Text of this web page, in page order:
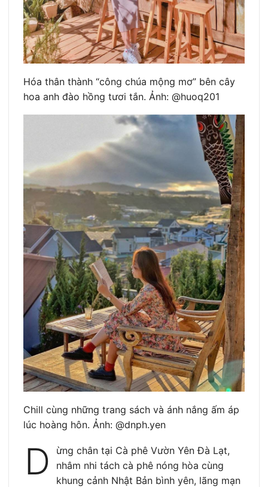
Hóa thân thành “công chúa mộng mơ” bên cây
hoa anh đào hồng tươi tắn. Ảnh: @huoq201
Chill cùng những trang sách và ánh nắng ấm áp
lúc hoàng hôn. Ảnh: @dnph.yen
D
ừng chân tại Cà phê Vườn Yên Đà Lạt,
nhâm nhi tách cà phê nóng hòa cùng
khung cảnh Nhật Bản bình yên, lãng mạn